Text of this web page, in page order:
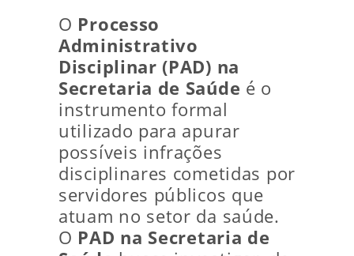
O Processo
Administrativo
Disciplinar (PAD) na
Secretaria de Saúde é o
instrumento formal
utilizado para apurar
possíveis infrações
disciplinares cometidas por
servidores públicos que
atuam no setor da saúde.
O PAD na Secretaria de